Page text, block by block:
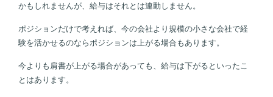
かもしれませんが、給与はそれとは連動しません。
ポジションだけで考えれば、今の会社より規模の小さな会社で経
験を活かせるのならポジションは上がる場合もあります。
今よりも肩書が上がる場合があっても、給与は下がるといったこ
とはあります。